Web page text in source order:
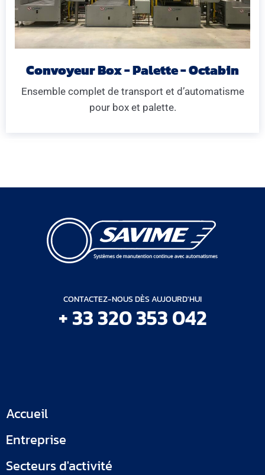
Convoyeur Box - Palette - Octabin
Ensemble complet de transport et d’automatisme
pour box et palette.
CONTACTEZ-NOUS DÈS AUJOURD'HUI
+ 33 320 353 042
Accueil
Entreprise
Secteurs d'activité